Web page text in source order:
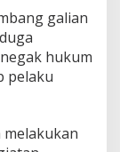
galian
hukum
pelaku
melakukan